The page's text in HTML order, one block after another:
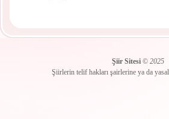
Şiir Sitesi© 2025
Şiirlerin telif hakları şairlerine ya da